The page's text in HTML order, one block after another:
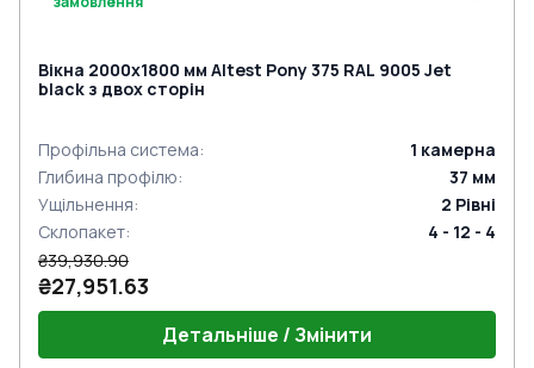
Вікна 2000x1800 мм Altest Pony 375 RAL 9005 Jet
black з двох сторін
Профільна система: 1 камерна
Глибина профілю: 37 мм
Ущільнення: 2 Рівні
Склопакет:
4 - 12 - 4
₴39,930.90
₴27,951.63
Детальніше / Змінити